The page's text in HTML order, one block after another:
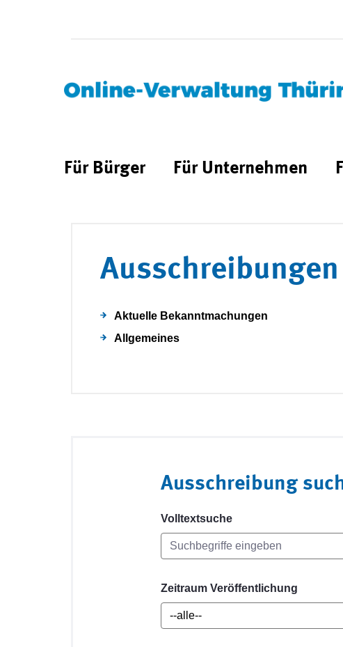
Für Bürger Für Unternehmen
Aktuelle Bekanntmachungen
Allgemeines
Ausschreibung
Volltextsuche
Zeitraum Veröffentlichung